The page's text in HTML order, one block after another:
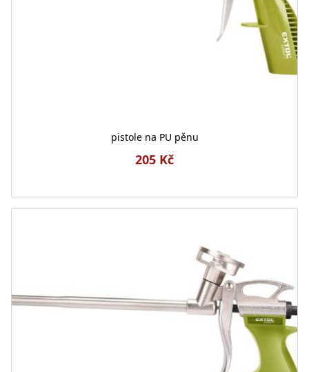
pistole na PU pěnu
205 Kč